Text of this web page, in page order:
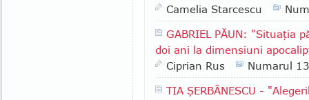
Camelia Starcescu
GABRIEL PĂUN: "Situaţia
doi ani la dimensiuni
Ciprian Rus
Numarul
TIA ŞERBĂNESCU -